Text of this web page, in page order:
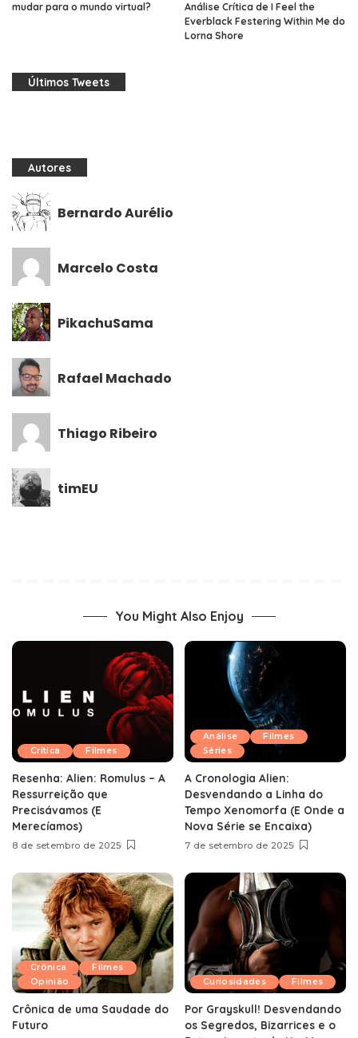
mudar para o mundo virtual?
Análise Crítica de I Feel the
Everblack Festering Within Me do
Lorna Shore
Últimos Tweets
Autores
Bernardo Aurélio
Marcelo Costa
PikachuSama
Rafael Machado
Thiago Ribeiro
timEU
You Might Also Enjoy
Crítica Filmes
Resenha: Alien: Romulus – A
Ressurreição que
Precisávamos (E
Merecíamos)
8 de setembro de 2025
Análise
Filmes
Séries
A Cronologia Alien:
Desvendando a Linha do
Tempo Xenomorfa (E Onde a
Nova Série se Encaixa)
7 de setembro de 2025
Crônica
Filmes
Opinião
Crônica de uma Saudade do
Futuro
Curiosidades Filmes
Por Grayskull! Desvendando
os Segredos, Bizarrices e o